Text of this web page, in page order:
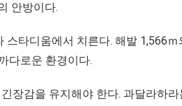
안방이다.
타디움에서 치른다. 해발 1,566
다로운 환경이다.
장감을 유지해야 한다. 과달라하